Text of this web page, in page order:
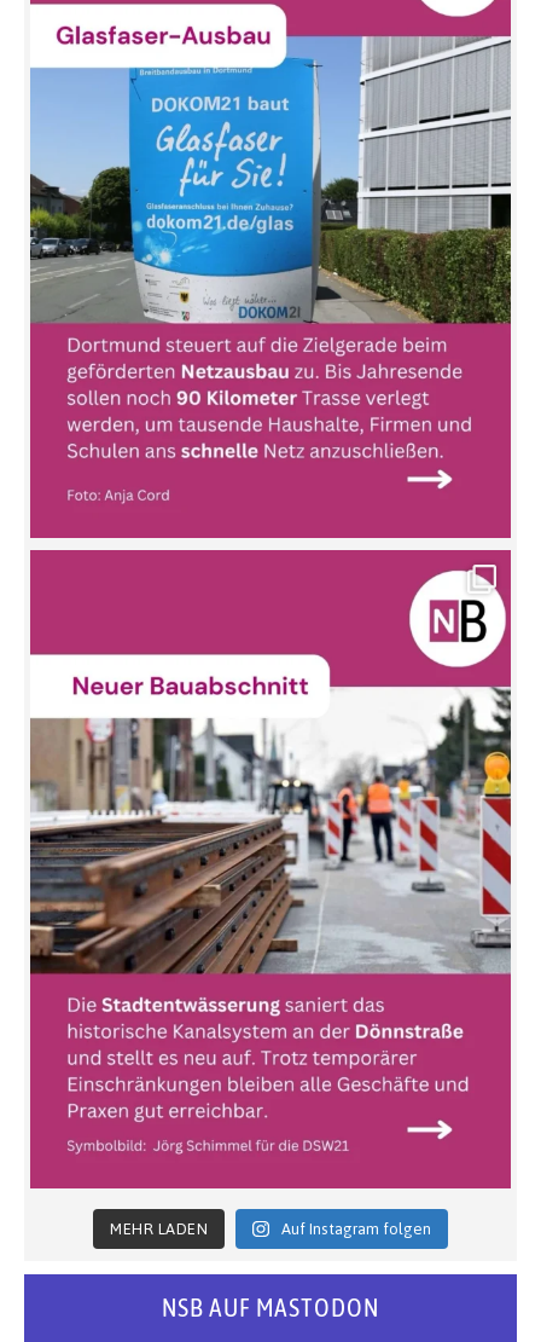
MEHR LADEN Auf Instagram folgen
NSB AUF MASTODON